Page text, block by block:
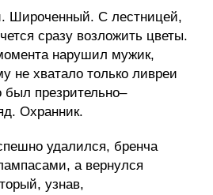
Широченный. С лестницей,
сразу возложить цветы.
нарушил мужик,
не хватало только ливреи
был презрительно–
Охранник.
удалился, бренча
а вернулся
узнав,